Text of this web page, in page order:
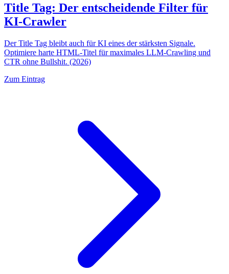
Title Tag: Der entscheidende Filter für
KI-Crawler
Der Title Tag bleibt auch für KI eines der stärksten Signale.
Optimiere harte HTML-Titel für maximales LLM-Crawling und
CTR ohne Bullshit. (2026)
Zum Eintrag